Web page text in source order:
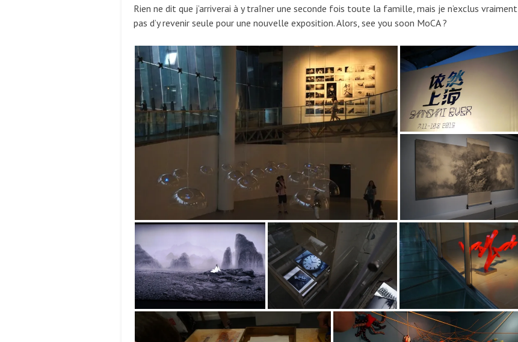
Rien ne dit que j’arriverai à y traîner une seconde fois toute la famille, mais je n’exclus vraiment
pas d’y revenir seule pour une nouvelle exposition. Alors, see you soon MoCA ?